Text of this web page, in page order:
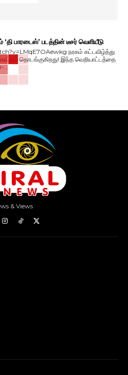
‘தி பாரடைஸ்’ படத்தின் டீசர் வெளியீடு
நரகம் கட்டவிழ்த்து
சகாப்தம் தொடங்குகிறது! இந்த வெறியாட்டத்தை
...
& Views